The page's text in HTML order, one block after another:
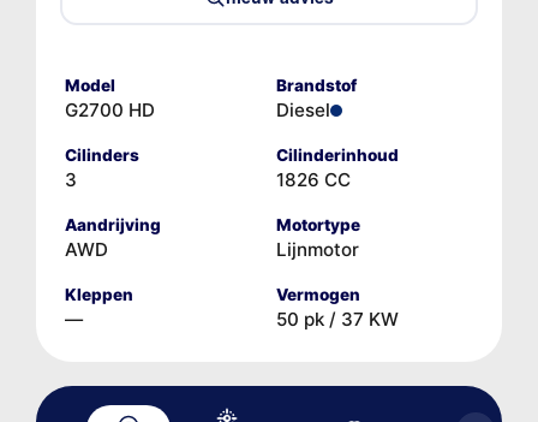
Model
G2700 HD
Brandstof
Diesel
Cilinders
3
Cilinderinhoud
1826 CC
Aandrijving
AWD
Motortype
Lijnmotor
Kleppen
—
Vermogen
50 pk / 37 KW